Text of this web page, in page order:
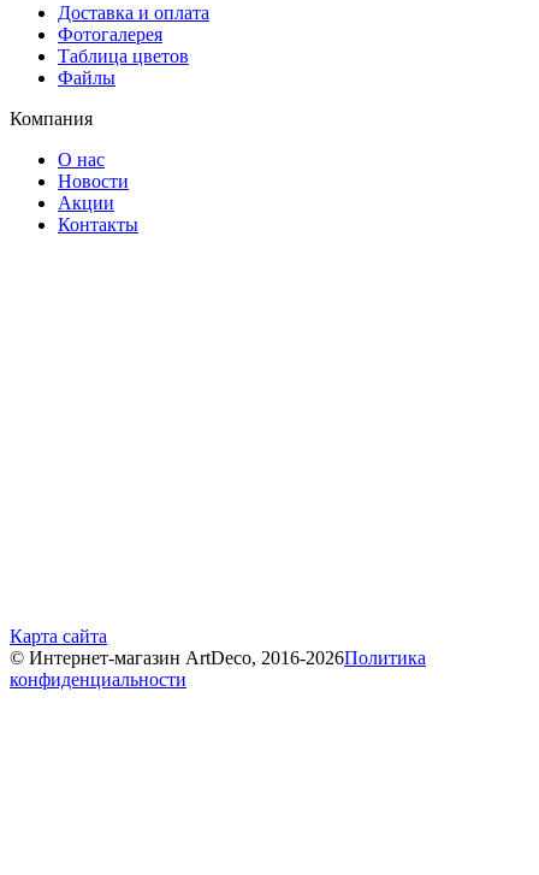
Доставка и оплата
Фотогалерея
Таблица цветов
Файлы
Компания
О нас
Новости
Акции
Контакты
Карта сайта
© Интернет-магазин ArtDeco, 2016-2026Политика
конфиденциальности